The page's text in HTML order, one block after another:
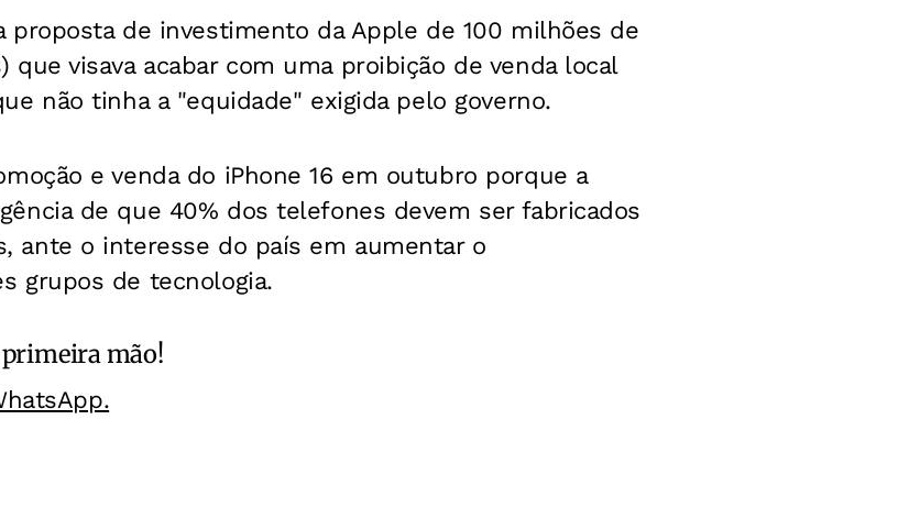
proposta de investimento da Apple de 100 milhões de
que visava acabar com uma proibição de venda local
não tinha a "equidade" exigida pelo governo.
e venda do iPhone 16 em outubro porque a
de que 40% dos telefones devem ser fabricados
ante o interesse do país em aumentar o
grupos de tecnologia.
mão!